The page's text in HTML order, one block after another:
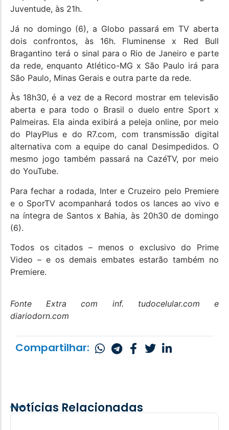
Juventude, às 21h.
Já no domingo (6), a Globo passará em TV aberta
dois confrontos, às 16h. Fluminense x Red Bull
Bragantino terá o sinal para o Rio de Janeiro e parte
da rede, enquanto Atlético-MG x São Paulo irá para
São Paulo, Minas Gerais e outra parte da rede.
Às 18h30, é a vez de a Record mostrar em televisão
aberta e para todo o Brasil o duelo entre Sport x
Palmeiras. Ela ainda exibirá a peleja online, por meio
do PlayPlus e do R7.com, com transmissão digital
alternativa com a equipe do canal Desimpedidos. O
mesmo jogo também passará na CazéTV, por meio
do YouTube.
Para fechar a rodada, Inter e Cruzeiro pelo Premiere
e o SporTV acompanhará todos os lances ao vivo e
na íntegra de Santos x Bahia, às 20h30 de domingo
(6).
Todos os citados – menos o exclusivo do Prime
Video – e os demais embates estarão também no
Premiere.
Fonte Extra com inf. tudocelular.com e
diariodorn.com
Compartilhar:
Notícias Relacionadas